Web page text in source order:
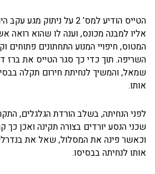
הטייס הודיע למס' 2 על
אליו למבנה מכונס, וענה לו שהוא
המטוס, חיפויי המנוע התחתונים פתוחים
השריפה. תוך כדי כך סגר הטייס את ברז
שמאל, והמשיך לנחיתת חירום תקלה
אותו.
לפני הנחיתה, בשלב הורדת הגלגלים,
שכני הנסע יורדים בצורה תקינה ואכן כך
וכאשר פינה את המסלול, שאל את
אותו לנחיתה בבסיסו.